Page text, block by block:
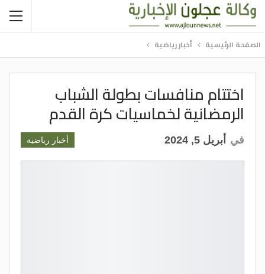
الصفحة الرئيسية أخبار رياضية
اختتام منافسات بطولة الشباب
الرمضانية لخماسيات كرة القدم
أخبار رياضية في أبريل 5, 2024